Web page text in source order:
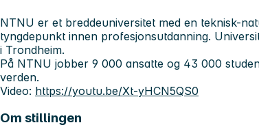
NTNU er et breddeuniversitet med en teknisk-
tyngdepunkt innen profesjonsutdanning.
i Trondheim.
På NTNU jobber 9 000 ansatte og 43 000
verden.
Video: https://youtu.be/Xt-yHCN5QS0
Om stillingen